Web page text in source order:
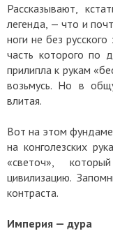
Рассказывают,
легенда, — что и
ноги не без
часть которого по
прилипла к рукам
возьмусь. Но в
влитая.
Вот на этом
на конголезских
«светоч»,
цивилизацию.
контраста.
Империя — дура